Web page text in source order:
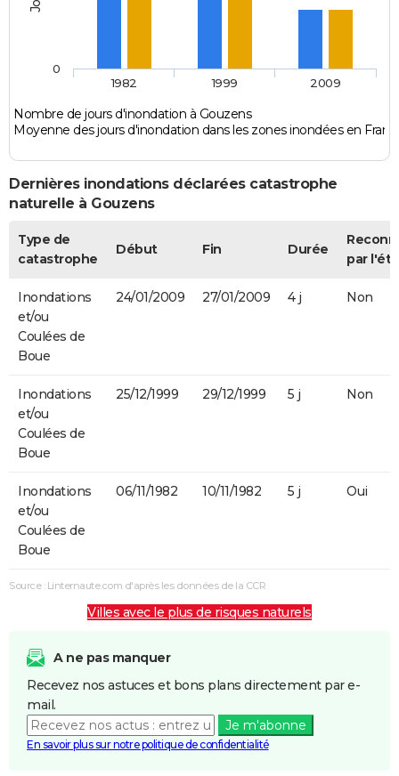
Nombre de jours d'inondation à Gouzens
Moyenne des jours d'inondation dans les zones inondées en
1982 1999 2009
0
Dernières inondations déclarées catastrophe
naturelle à Gouzens
Type de
catastrophe
Début Fin Durée
par
Inondations
et/ou
Coulées de
Boue
24/01/2009 27/01/2009 4 j Non
Inondations
et/ou
Coulées de
Boue
25/12/1999 29/12/1999 5 j Non
Inondations
et/ou
Coulées de
Boue
06/11/1982 10/11/1982 5 j Oui
Source : Linternaute.com d'après les données de la CCR
Villes avec le plus de risques naturels
A ne pas manquer
Recevez nos astuces et bons plans directement par e-
mail.
Je m'abonne
En savoir plus sur notre politique de confidentialité